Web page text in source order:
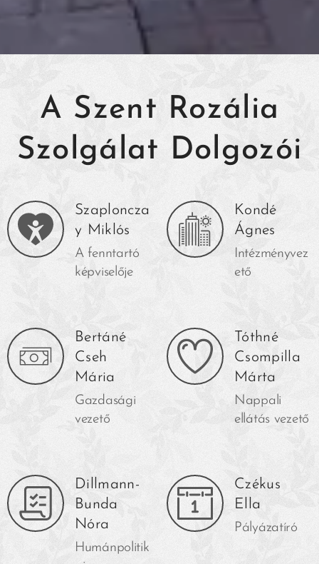
A Szent Rozália
Szolgálat Dolgozói
Szaploncza
y Miklós
A fenntartó
képviselője
Kondé
Ágnes
Intézményvez
ető
Bertáné
Cseh
Mária
Gazdasági
vezető
Tóthné
Csompilla
Márta
Nappali
ellátás vezető
Dillmann-
Bunda
Nóra
Humánpolitik
Czékus
Ella
Pályázatíró